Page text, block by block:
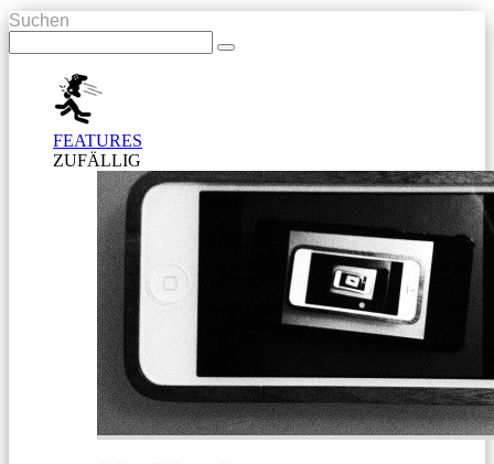
Suchen
FEATURES
ZUFÄLLIG